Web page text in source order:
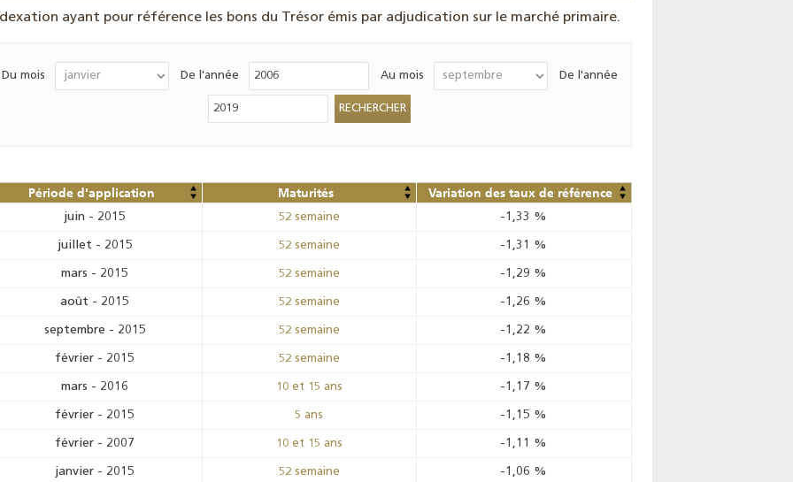
ayant pour référence les bons du Trésor émis par adjudication sur le marché primaire.
Du mois De l'année Au mois De l'année
Période d'application Maturités Variation des taux de référence
juin - 2015 52 semaine -1,33 %
juillet - 2015 52 semaine -1,31 %
mars - 2015 52 semaine -1,29 %
août - 2015 52 semaine -1,26 %
septembre - 2015 52 semaine -1,22 %
février - 2015 52 semaine -1,18 %
mars - 2016 10 et 15 ans -1,17 %
février - 2015 5 ans -1,15 %
février - 2007 10 et 15 ans -1,11 %
janvier - 2015 52 semaine -1,06 %